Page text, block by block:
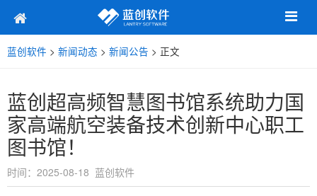
蓝创软件 > 新闻动态 > 新闻公告 > 正文
蓝创超高频智慧图书馆系统助力国
家高端航空装备技术创新中心职工
图书馆！
时间：2025-08-18 蓝创软件